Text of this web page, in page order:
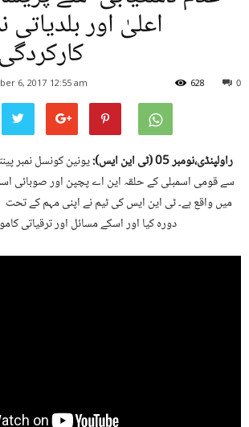
اعلیٰ اور
6, 2017 12:55 am 0
628
راولپنڈی،نومبر 05 (ٹی این ایس):
یونین کونسل نمبر
سے قومی اسمبلی کے حلقہ این اے پچپن اور صوبائی
میں واقع ہے۔ ٹی این ایس کی ٹیم نے اپنی مہم کے
دورہ کیا اور اسکے مسائل اور ترقیاتی